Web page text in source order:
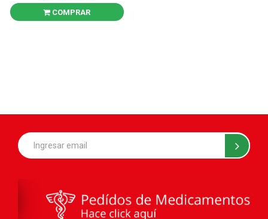
COMPRAR